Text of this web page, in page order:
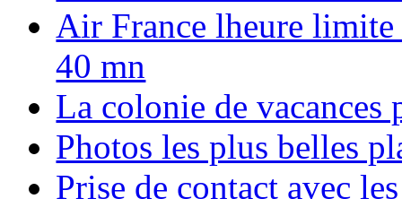
Air France lheure limite
40 mn
La colonie de vacances
Photos les plus belles
Prise de contact avec